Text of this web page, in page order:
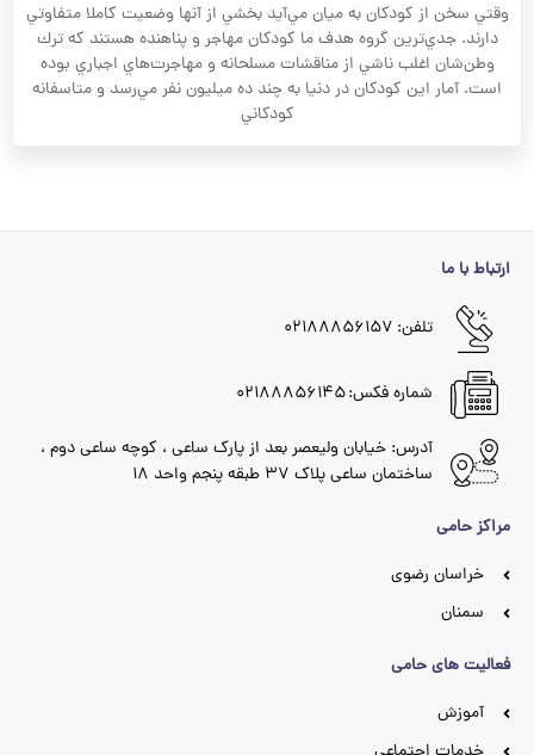
وقتي سخن از كودكان به ميان مي‌آيد بخشي از آنها وضعيت كاملا متفاوتي
دارند. جدي‌ترين گروه هدف ما كودكان مهاجر و پناهنده هستند كه ترك
وطن‌شان اغلب ناشي از مناقشات مسلحانه و مهاجرت‌هاي اجباري بوده
است. آمار اين كودكان در دنيا به چند ده ميليون نفر مي‌رسد و متاسفانه
كودكاني
ارتباط با ما
تلفن: ۰۲۱۸۸۸۵۶۱۵۷
شماره فکس: ۰۲۱۸۸۸۵۶۱۴۵
آدرس: خیابان ولیعصر بعد از پارک ساعی ، کوچه ساعی دوم ،
ساختمان ساعی پلاک ۳۷ طبقه پنجم واحد ۱۸
مراکز حامی
خراسان رضوی
سمنان
فعالیت های حامی
آموزش